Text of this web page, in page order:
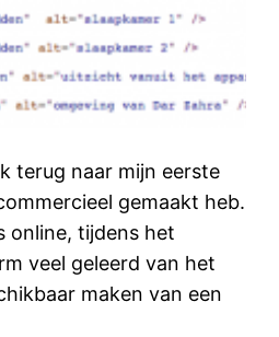
terug naar mijn eerste
gemaakt heb.
online, tijdens het
veel geleerd van het
maken van een